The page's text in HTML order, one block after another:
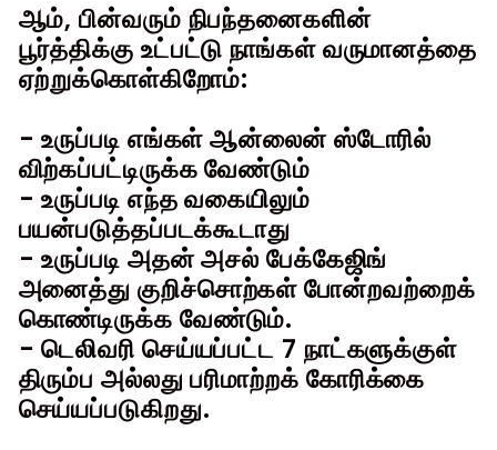
ஆம், பின்வரும் நிபந்தனைகளின்
பூர்த்திக்கு உட்பட்டு நாங்கள் வருமானத்தை
ஏற்றுக்கொள்கிறோம்:
- உருப்படி எங்கள் ஆன்லைன் ஸ்டோரில்
விற்கப்பட்டிருக்க வேண்டும்
- உருப்படி எந்த வகையிலும்
பயன்படுத்தப்படக்கூடாது
- உருப்படி அதன் அசல் பேக்கேஜிங்
அனைத்து குறிச்சொற்கள் போன்றவற்றைக்
கொண்டிருக்க வேண்டும்.
- டெலிவரி செய்யப்பட்ட 7 நாட்களுக்குள்
திரும்ப அல்லது பரிமாற்றக் கோரிக்கை
செய்யப்படுகிறது.